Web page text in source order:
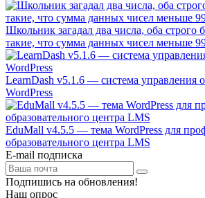
Школьник загадал два числа, оба строго
такие, что сумма данных чисел меньше
LearnDash v5.1.6 — система управления
WordPress
EduMall v4.5.5 — тема WordPress для
образовательного центра LMS
E-mail подписка
Подпишись на обновления!
Наш опрос